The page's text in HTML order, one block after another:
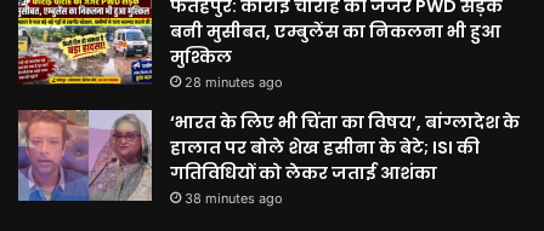
फतेहपुर: कोराई चौराहे की जर्जर PWD सड़क
बनी मुसीबत, एम्बुलेंस का निकलना भी हुआ
मुश्किल
28 minutes ago
‘भारत के लिए भी चिंता का विषय’, बांग्लादेश के
हालात पर बोले शेख हसीना के बेटे; ISI की
गतिविधियों को लेकर जताई आशंका
38 minutes ago